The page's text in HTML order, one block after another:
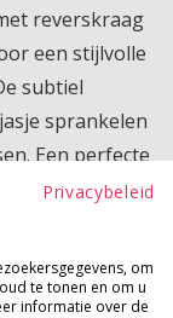
reverskraag
een stijlvolle
subtiel
sprankelen
Een perfecte
tijdens
hem
glitter. Met
Privacybeleid
om
te tonen en om u
informatie over de